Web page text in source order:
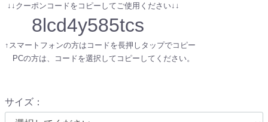
↓↓クーポンコードをコピーしてご使用ください↓↓
8lcd4y585tcs
↑スマートフォンの方はコードを長押しタップでコピー
PCの方は、コードを選択してコピーしてください。
サイズ ：